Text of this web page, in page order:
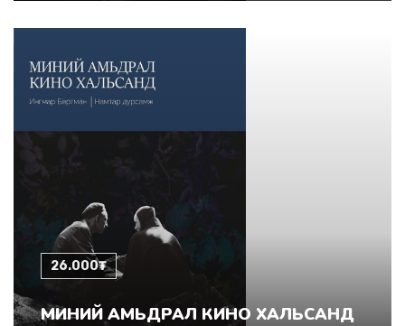
26.000₮
МИНИЙ АМЬДРАЛ КИНО ХАЛЬСАНД